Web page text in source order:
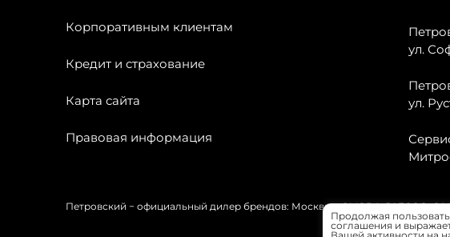
Корпоративным клиентам
Кредит и страхование
Карта сайта
Правовая информация
ул.
ул.
Петровский − официальный дилер брендов: Москвич, OMODA, JAECOO,
Продолжая
соглашения и